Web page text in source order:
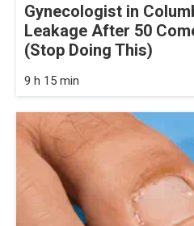
Gynecologist in
Leakage After 50
(Stop Doing This)
9 h 15 min